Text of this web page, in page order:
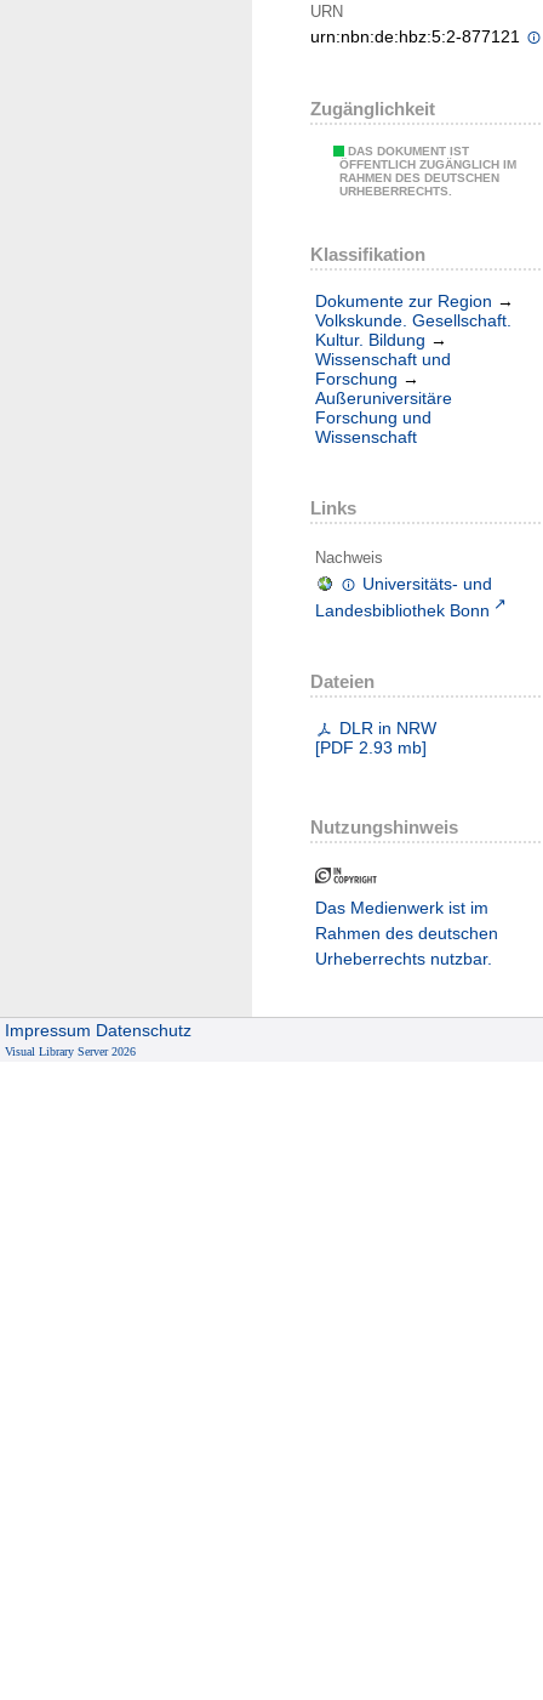
URN
urn:nbn:de:hbz:5:2-877121
Zugänglichkeit
DAS DOKUMENT IST
ÖFFENTLICH ZUGÄNGLICH IM
RAHMEN DES DEUTSCHEN
URHEBERRECHTS.
Klassifikation
Dokumente zur Region →
Volkskunde. Gesellschaft.
Kultur. Bildung →
Wissenschaft und
Forschung →
Außeruniversitäre
Forschung und
Wissenschaft
Links
Nachweis
Universitäts- und
Landesbibliothek Bonn
Dateien
DLR in NRW
[PDF 2.93 mb]
Nutzungshinweis
Das Medienwerk ist im
Rahmen des deutschen
Urheberrechts nutzbar.
Impressum Datenschutz
Visual Library Server 2026